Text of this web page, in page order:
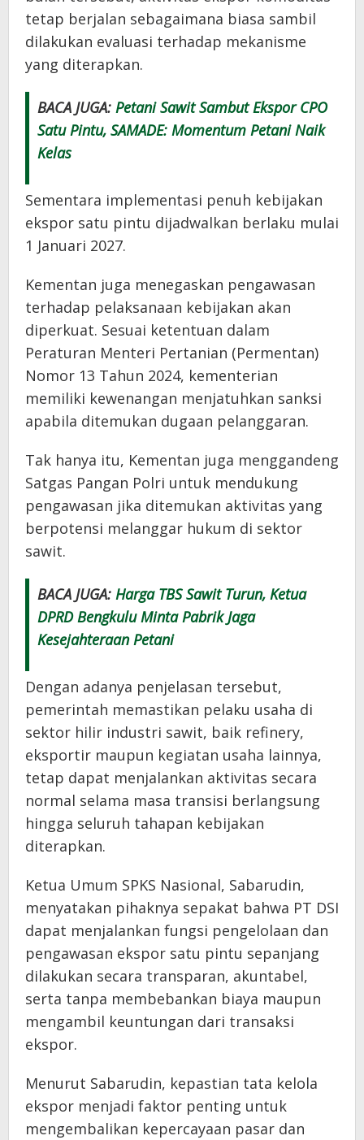
tetap berjalan sebagaimana biasa sambil
dilakukan evaluasi terhadap mekanisme
yang diterapkan.
BACA JUGA: Petani Sawit Sambut Ekspor CPO
Satu Pintu, SAMADE: Momentum Petani Naik
Kelas
Sementara implementasi penuh kebijakan
ekspor satu pintu dijadwalkan berlaku mulai
1 Januari 2027.
Kementan juga menegaskan pengawasan
terhadap pelaksanaan kebijakan akan
diperkuat. Sesuai ketentuan dalam
Peraturan Menteri Pertanian (Permentan)
Nomor 13 Tahun 2024, kementerian
memiliki kewenangan menjatuhkan sanksi
apabila ditemukan dugaan pelanggaran.
Tak hanya itu, Kementan juga menggandeng
Satgas Pangan Polri untuk mendukung
pengawasan jika ditemukan aktivitas yang
berpotensi melanggar hukum di sektor
sawit.
BACA JUGA: Harga TBS Sawit Turun, Ketua
DPRD Bengkulu Minta Pabrik Jaga
Kesejahteraan Petani
Dengan adanya penjelasan tersebut,
pemerintah memastikan pelaku usaha di
sektor hilir industri sawit, baik refinery,
eksportir maupun kegiatan usaha lainnya,
tetap dapat menjalankan aktivitas secara
normal selama masa transisi berlangsung
hingga seluruh tahapan kebijakan
diterapkan.
Ketua Umum SPKS Nasional, Sabarudin,
menyatakan pihaknya sepakat bahwa PT DSI
dapat menjalankan fungsi pengelolaan dan
pengawasan ekspor satu pintu sepanjang
dilakukan secara transparan, akuntabel,
serta tanpa membebankan biaya maupun
mengambil keuntungan dari transaksi
ekspor.
Menurut Sabarudin, kepastian tata kelola
ekspor menjadi faktor penting untuk
mengembalikan kepercayaan pasar dan